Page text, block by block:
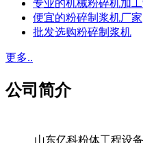
专业的机械粉碎机加
便宜的粉碎制浆机厂家
批发选购粉碎制浆机
更多..
公司简介
山东亿科粉体工程设备